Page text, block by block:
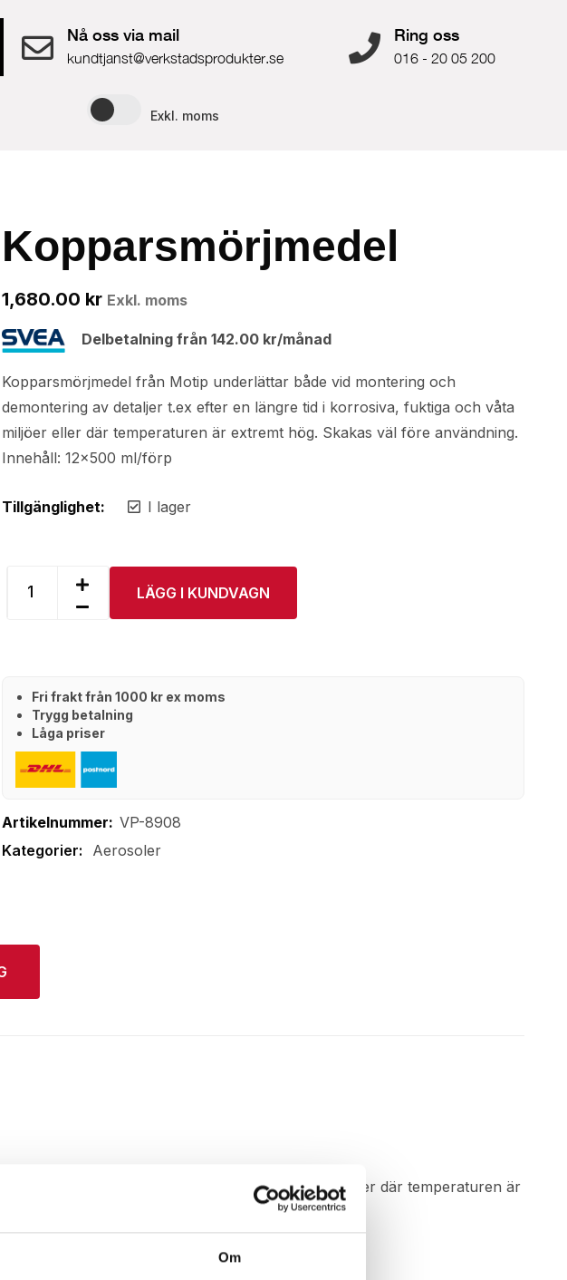
Om
Nå oss via mail
kundtjanst@verkstadsprodukter.se
Ring oss
016 - 20 05 200
Exkl. moms
Delbetalning från 142.00 kr/månad
1,680.00 kr Exkl. moms
Kopparsmörjmedel
Kopparsmörjmedel från Motip underlättar både vid montering och
demontering av detaljer t.ex efter en längre tid i korrosiva, fuktiga och våta
miljöer eller där temperaturen är extremt hög. Skakas väl före användning.
Innehåll: 12×500 ml/förp
Tillgänglighet: I lager
LÄGG I KUNDVAGN
Fri frakt från 1000 kr ex moms
Trygg betalning
Låga priser
Artikelnummer: VP-8908
Aerosoler
längre tid i korrosiva, fuktiga och våta miljöer eller där temperaturen är